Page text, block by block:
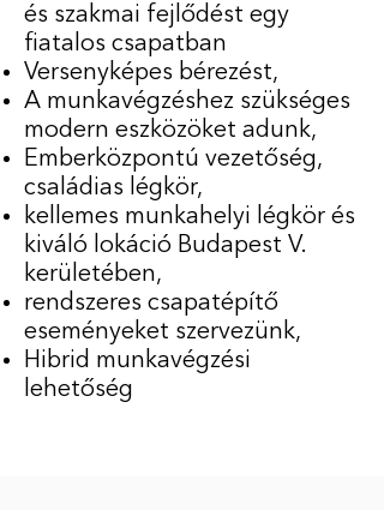
és szakmai fejlődést egy
fiatalos csapatban
Versenyképes bérezést,
A munkavégzéshez szükséges
modern eszközöket adunk,
Emberközpontú vezetőség,
családias légkör,
kellemes munkahelyi légkör és
kiváló lokáció Budapest V.
kerületében,
rendszeres csapatépítő
eseményeket szervezünk,
Hibrid munkavégzési
lehetőség